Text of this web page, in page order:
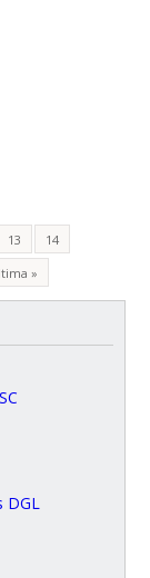
13
14
»